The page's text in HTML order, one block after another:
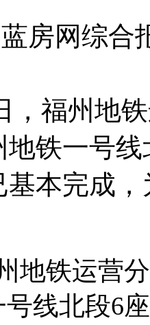
房网综合
，福州地
地铁一号
本完成
地铁运营
线北段6